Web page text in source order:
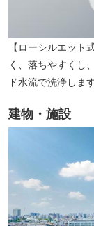
【ローシルエット
く、落ちやすくし
ド水流で洗浄しま
建物・施設